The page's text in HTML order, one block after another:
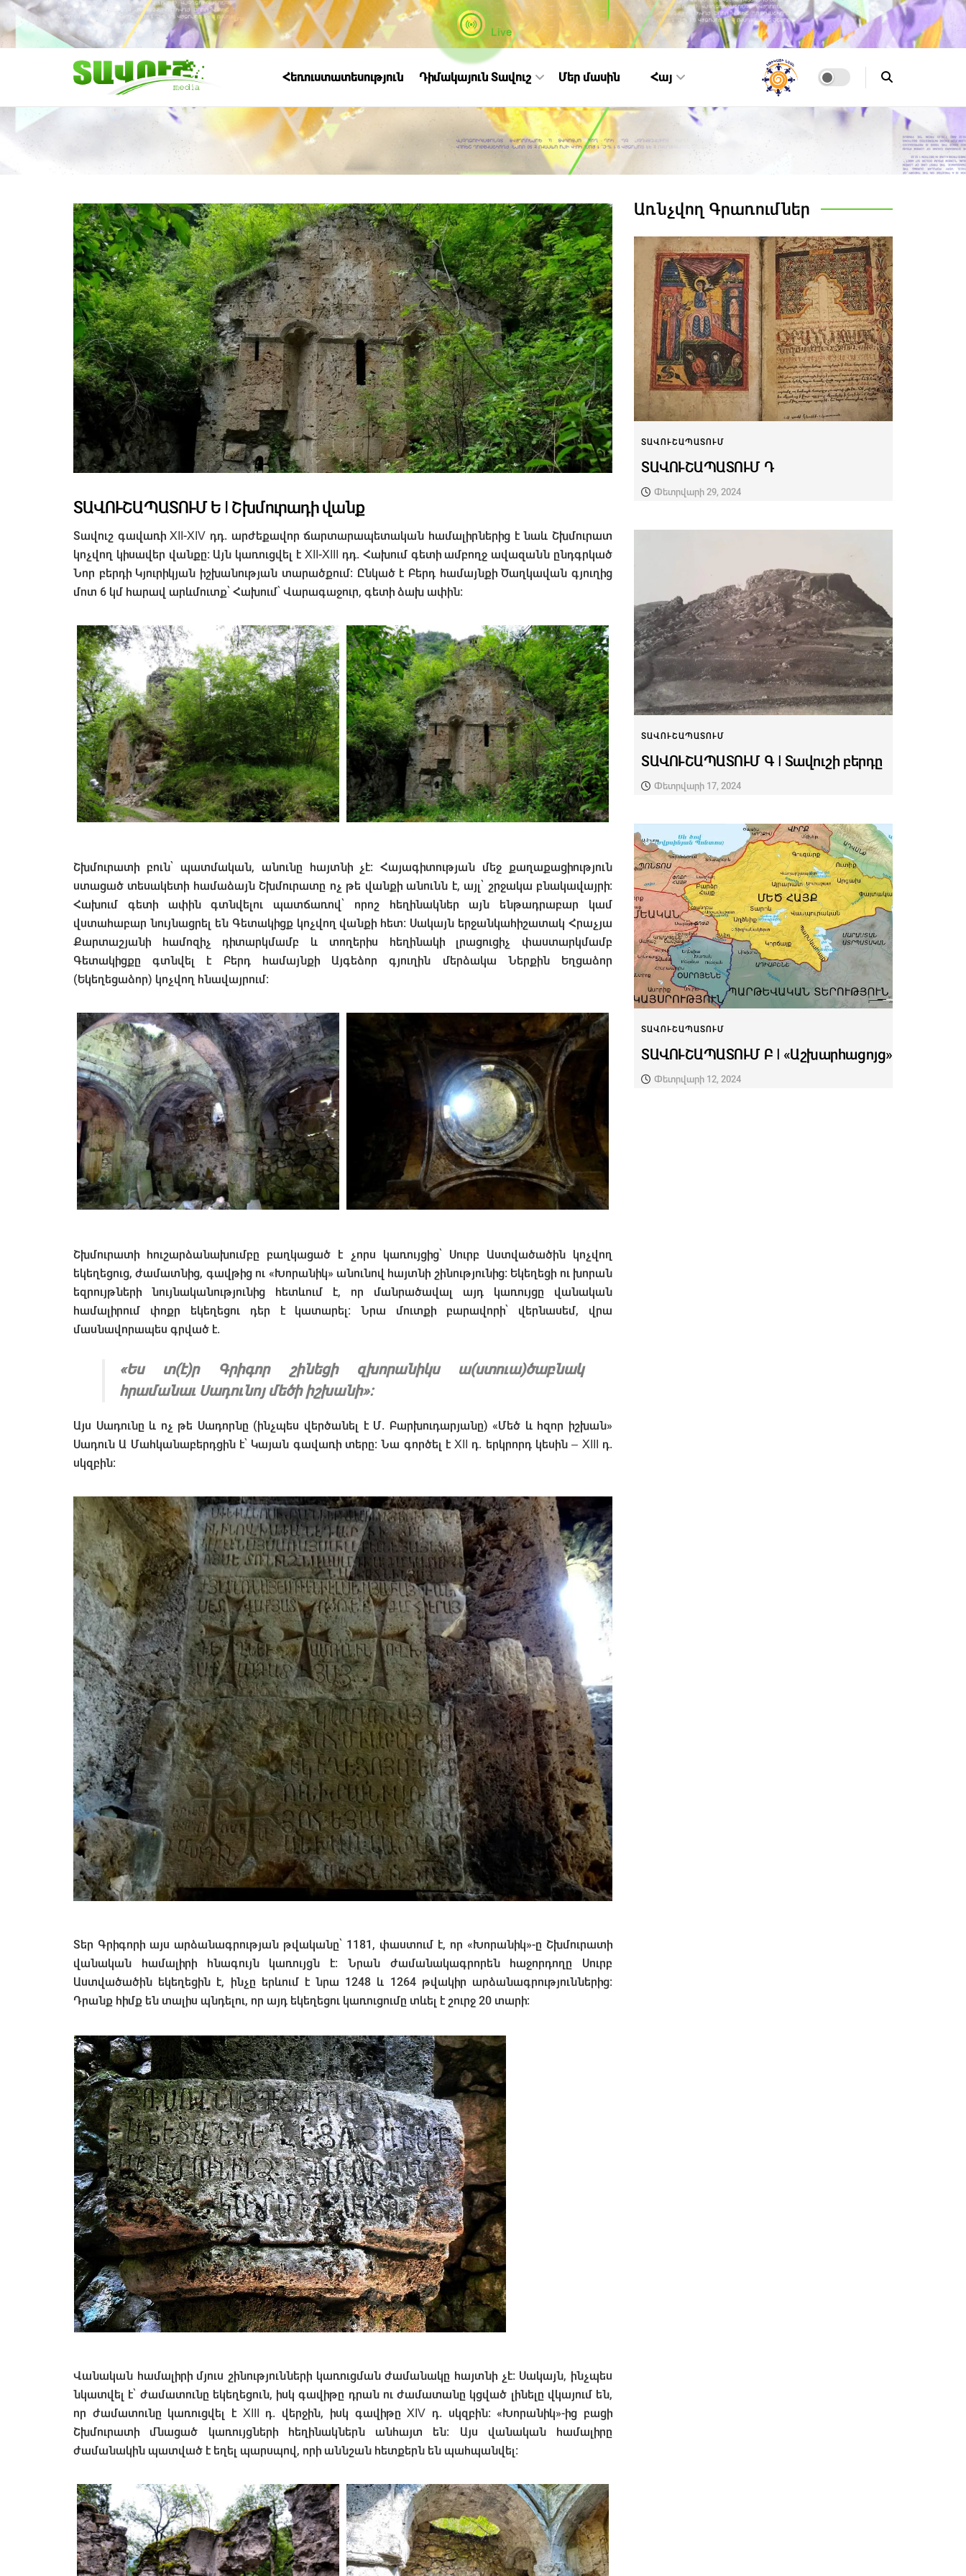
Live
Հեռուստատեսություն Դիմակայուն Տավուշ Մեր մասին Հայ
ՏԱՎՈՒՇԱՊԱՏՈՒՄ Ե I Շխմուրադի վանք
Տավուշ գավառի XII-XIV դդ. արժեքավոր ճարտարապետական համալիրներից է նաև Շխմուրատ
կոչվող կիսավեր վանքը։ Այն կառուցվել է XII-XIII դդ. Հախում գետի ամբողջ ավազանն ընդգրկած
Նոր բերդի Կյուրիկյան իշխանության տարածքում։ Ընկած է Բերդ համայնքի Ծաղկավան գյուղից
մոտ 6 կմ հարավ արևմուտք՝ Հախում՝ Վարագաջուր, գետի ձախ ափին։
Շխմուրատի բուն՝ պատմական, անունը հայտնի չէ։ Հայագիտության մեջ քաղաքացիություն
ստացած տեսակետի համաձայն Շխմուրատը ոչ թե վանքի անունն է, այլ՝ շրջակա բնակավայրի։
Հախում գետի ափին գտնվելու պատճառով՝ որոշ հեղինակներ այն ենթադրաբար կամ
վստահաբար նույնացրել են Գետակիցք կոչվող վանքի հետ։ Սակայն երջանկահիշատակ Հրաչյա
Քարտաշյանի համոզիչ դիտարկմամբ և տողերիս հեղինակի լրացուցիչ փաստարկմամբ
Գետակիցքը գտնվել է Բերդ համայնքի Այգեձոր գյուղին մերձակա Ներքին Եղցաձոր
(Եկեղեցաձոր) կոչվող հնավայրում։
Շխմուրատի հուշարձանախումբը բաղկացած է չորս կառույցից՝ Սուրբ Աստվածածին կոչվող
եկեղեցուց, ժամատնից, գավթից ու «Խորանիկ» անունով հայտնի շինությունից։ Եկեղեցի ու խորան
եզրույթների նույնականությունից հետևում է, որ մանրածավալ այդ կառույցը վանական
համալիրում փոքր եկեղեցու դեր է կատարել։ Նրա մուտքի բարավորի՝ վերնասեմ, վրա
մասնավորապես գրված է.
«Ես տ(է)ր Գրիգոր շինեցի զխորանիկս ա(ստուա)ծաբնակ
հրամանաւ Սադունոյ մեծի իշխանի»։
Այս Սադունը և ոչ թե Սադորնը (ինչպես վերծանել է Մ. Բարխուդարյանը) «Մեծ և հզոր իշխան»
Սադուն Ա Մահկանաբերդցին է՝ Կայան գավառի տերը։ Նա գործել է XII դ. երկրորդ կեսին – XIII դ.
սկզբին։
Տեր Գրիգորի այս արձանագրության թվականը՝ 1181, փաստում է, որ «Խորանիկ»-ը Շխմուրատի
վանական համալիրի հնագույն կառույցն է։ Նրան ժամանակագրորեն հաջորդողը Սուրբ
Աստվածածին եկեղեցին է, ինչը երևում է նրա 1248 և 1264 թվակիր արձանագրություններից։
Դրանք հիմք են տալիս պնդելու, որ այդ եկեղեցու կառուցումը տևել է շուրջ 20 տարի։
Վանական համալիրի մյուս շինությունների կառուցման ժամանակը հայտնի չէ։ Սակայն, ինչպես
նկատվել է՝ ժամատունը եկեղեցուն, իսկ գավիթը դրան ու ժամատանը կցված լինելը վկայում են,
որ ժամատունը կառուցվել է XIII դ. վերջին, իսկ գավիթը XIV դ. սկզբին։ «Խորանիկ»-ից բացի
Շխմուրատի մնացած կառույցների հեղինակներն անհայտ են։ Այս վանական համալիրը
ժամանակին պատված է եղել պարսպով, որի աննշան հետքերն են պահպանվել։
Առնչվող Գրառումներ
ՏԱՎՈՒՇԱՊԱՏՈՒՄ
ՏԱՎՈՒՇԱՊԱՏՈՒՄ Դ
Փետրվարի 29, 2024
ՏԱՎՈՒՇԱՊԱՏՈՒՄ
ՏԱՎՈՒՇԱՊԱՏՈՒՄ Գ I Տավուշի բերդը
Փետրվարի 17, 2024
ՏԱՎՈՒՇԱՊԱՏՈՒՄ
ՏԱՎՈՒՇԱՊԱՏՈՒՄ Բ I «Աշխարհացոյց»
Փետրվարի 12, 2024